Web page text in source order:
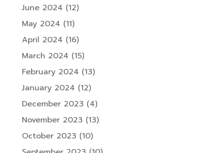
June 2024 (12)
May 2024 (11)
April 2024 (16)
March 2024 (15)
February 2024 (13)
January 2024 (12)
December 2023 (4)
November 2023 (13)
October 2023 (10)